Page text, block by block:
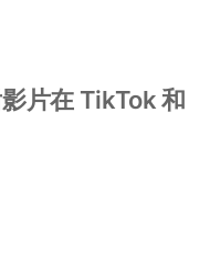
片在 TikTok 和